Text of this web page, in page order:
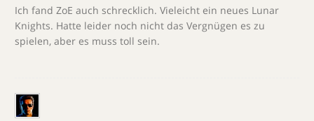
Ich fand ZoE auch schrecklich. Vieleicht ein neues Lunar
Knights. Hatte leider noch nicht das Vergnügen es zu
spielen, aber es muss toll sein.